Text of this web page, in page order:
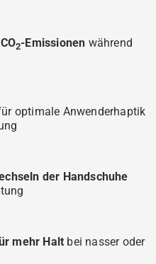
2-Emissionen während
optimale Anwenderhaptik
der Handschuhe
mehr Halt bei nasser oder